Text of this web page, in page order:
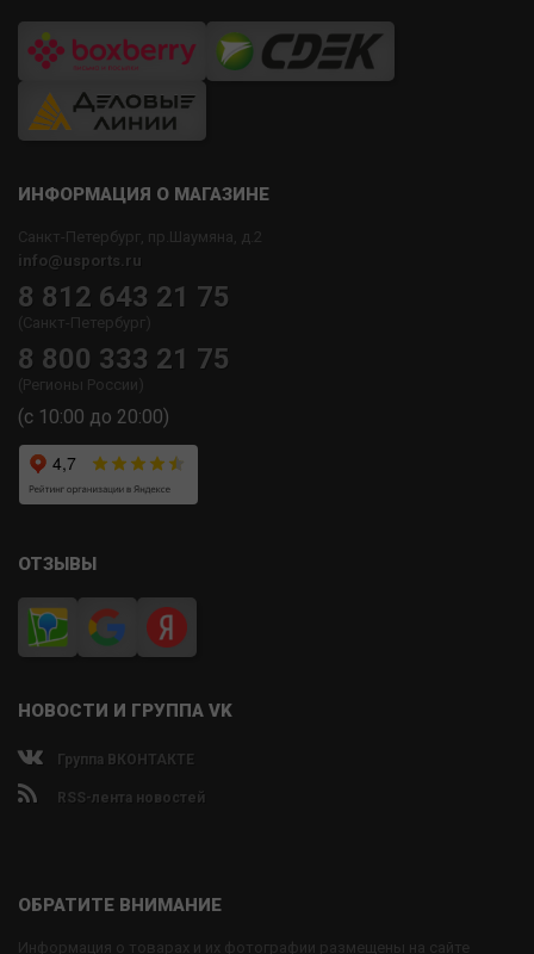
ИНФОРМАЦИЯ О МАГАЗИНЕ
Санкт-Петербург, пр.Шаумяна, д.2
info@usports.ru
8 812 643 21 75
(Санкт-Петербург)
8 800 333 21 75
(Регионы России)
(с 10:00 до 20:00)
ОТЗЫВЫ
НОВОСТИ И ГРУППА VK
Группа ВКОНТАКТЕ
RSS-лента новостей
ОБРАТИТЕ ВНИМАНИЕ
Информация о товарах и их фотографии размещены на сайте